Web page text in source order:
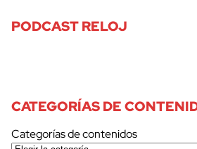
PODCAST RELOJ
CATEGORÍAS DE
Categorías de contenidos